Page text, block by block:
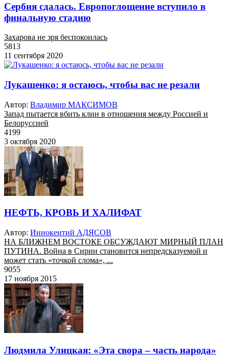
Сербия сдалась. Европоглощение вступило в
финальную стадию
Захарова не зря беспокоилась
5813
11 сентября 2020
Лукашенко: я остаюсь, чтобы вас не резали
Автор: Владимир МАКСИМОВ
Запад пытается вбить клин в отношения между Россией и
Белоруссией
4199
3 октября 2020
НЕФТЬ, КРОВЬ И ХАЛИФАТ
Автор: Иннокентий АДЯСОВ
НА БЛИЖНЕМ ВОСТОКЕ ОБСУЖДАЮТ МИРНЫЙ ПЛАН
ПУТИНА. Война в Сирии становится непредсказуемой и
может стать «точкой слома», ...
9055
17 ноября 2015
Людмила Улицкая: «Эта свора – часть народа»